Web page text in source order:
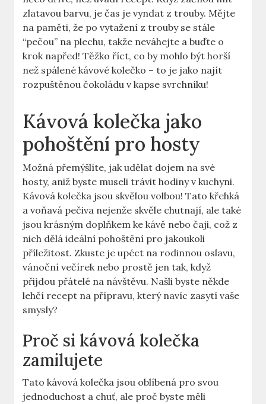
zlatavou barvu, je čas je vyndat z trouby. Mějte
na paměti, že po vytažení z trouby se stále
“pečou” na plechu, takže neváhejte a buďte o
krok napřed! Těžko říct, co by mohlo být horší
než spálené kávové kolečko – to je jako najít
rozpuštěnou čokoládu v kapse svrchníku!
Kávová kolečka jako
pohoštění pro hosty
Možná přemýšlíte, jak udělat dojem na své
hosty, aniž byste museli trávit hodiny v kuchyni.
Kávová kolečka jsou skvělou volbou! Tato křehká
a voňavá pečiva nejenže skvěle chutnají, ale také
jsou krásným doplňkem ke kávě nebo čaji, což z
nich dělá ideální pohoštění pro jakoukoli
příležitost. Zkuste je upéct na rodinnou oslavu,
vánoční večírek nebo prostě jen tak, když
přijdou přátelé na návštěvu. Našli byste někde
lehčí recept na přípravu, který navíc zasytí vaše
smysly?
Proč si kávová kolečka
zamilujete
Tato kávová kolečka jsou oblíbená pro svou
jednoduchost a chuť, ale proč byste měli